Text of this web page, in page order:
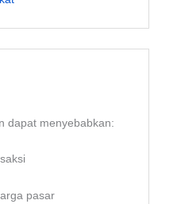
dapat menyebabkan:
pasar